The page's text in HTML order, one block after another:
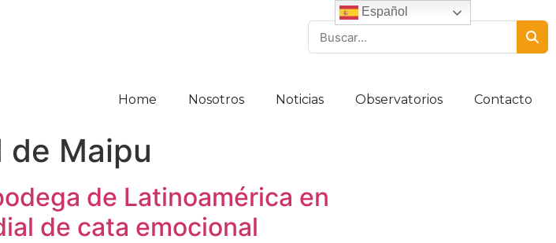
Home Nosotros Noticias Observatorios Contacto
de Maipu
de Latinoamérica en
de cata emocional
Español